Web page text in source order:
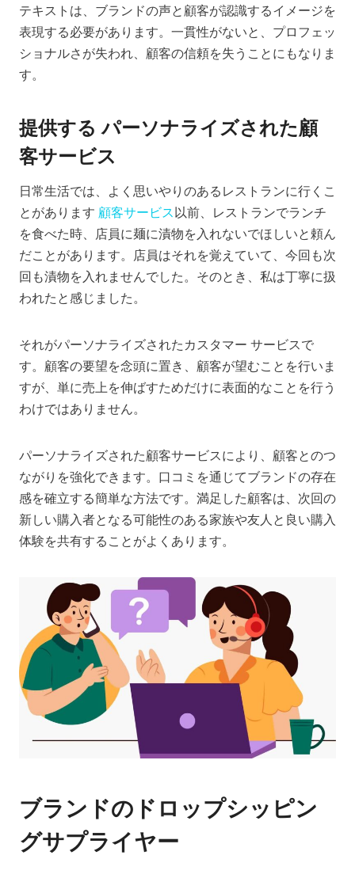
テキストは、ブランドの声と顧客が認識するイメージを
表現する必要があります。一貫性がないと、プロフェッ
ショナルさが失われ、顧客の信頼を失うことにもなりま
す。
提供する パーソナライズされた顧
客サービス
日常生活では、よく思いやりのあるレストランに行くこ
とがあります 顧客サービス以前、レストランでランチ
を食べた時、店員に麺に漬物を入れないでほしいと頼ん
だことがあります。店員はそれを覚えていて、今回も次
回も漬物を入れませんでした。そのとき、私は丁寧に扱
われたと感じました。
それがパーソナライズされたカスタマー サービスで
す。顧客の要望を念頭に置き、顧客が望むことを行いま
すが、単に売上を伸ばすためだけに表面的なことを行う
わけではありません。
パーソナライズされた顧客サービスにより、顧客とのつ
ながりを強化できます。口コミを通じてブランドの存在
感を確立する簡単な方法です。満足した顧客は、次回の
新しい購入者となる可能性のある家族や友人と良い購入
体験を共有することがよくあります。
ブランドのドロップシッピン
グサプライヤー